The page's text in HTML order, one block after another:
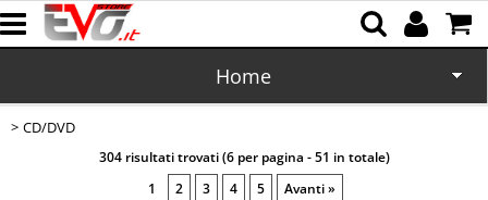
Home
Memorie
CD/DVD
304 risultati trovati (6 per pagina - 51 in totale)
1
2 3 4 5 Avanti »